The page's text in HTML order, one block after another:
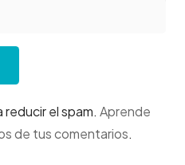
reducir el spam. Aprende
de tus comentarios.